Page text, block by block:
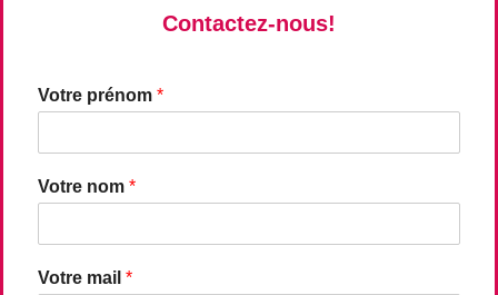
Contactez-nous!
Votre prénom *
Votre nom *
Votre mail *